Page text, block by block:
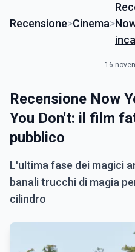
Recensione>Cinema>
16
Recensione Now
You Don't: il film
pubblico
L'ultima fase dei magici
banali trucchi di magia
cilindro